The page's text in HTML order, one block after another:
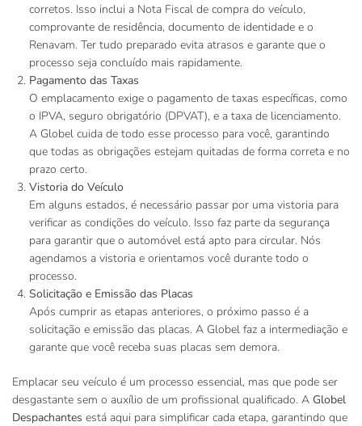
corretos. Isso inclui a Nota Fiscal de compra do veículo,
comprovante de residência, documento de identidade e o
Renavam. Ter tudo preparado evita atrasos e garante que o
processo seja concluído mais rapidamente.
Pagamento das Taxas
O emplacamento exige o pagamento de taxas específicas, como
o IPVA, seguro obrigatório (DPVAT), e a taxa de licenciamento.
A Globel cuida de todo esse processo para você, garantindo
que todas as obrigações estejam quitadas de forma correta e no
prazo certo.
Vistoria do Veículo
Em alguns estados, é necessário passar por uma vistoria para
verificar as condições do veículo. Isso faz parte da segurança
para garantir que o automóvel está apto para circular. Nós
agendamos a vistoria e orientamos você durante todo o
processo.
Solicitação e Emissão das Placas
Após cumprir as etapas anteriores, o próximo passo é a
solicitação e emissão das placas. A Globel faz a intermediação e
garante que você receba suas placas sem demora.
Emplacar seu veículo é um processo essencial, mas que pode ser
desgastante sem o auxílio de um profissional qualificado. A Globel
Despachantes está aqui para simplificar cada etapa, garantindo que